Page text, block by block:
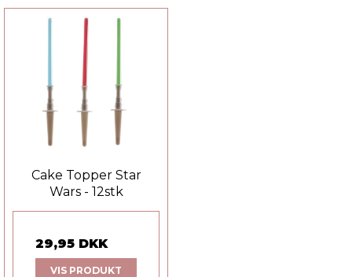
Cake Topper Star
Wars - 12stk
29,95 DKK
VIS PRODUKT